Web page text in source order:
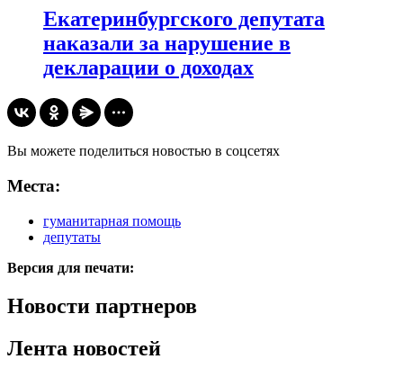
​Екатеринбургского депутата
наказали за нарушение в
декларации о доходах
Вы можете поделиться новостью в соцсетях
Места:
гуманитарная помощь
депутаты
Версия для печати:
Новости партнеров
Лента новостей